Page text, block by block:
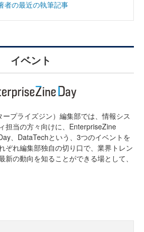
者の最近の執筆記事
イベント
プライズジン）編集部では、情報シス
担当の方々向けに、EnterpriseZine
、DataTechという、3つのイベントを
ぞれ編集部独自の切り口で、業界トレン
新の動向を知ることができる場として、